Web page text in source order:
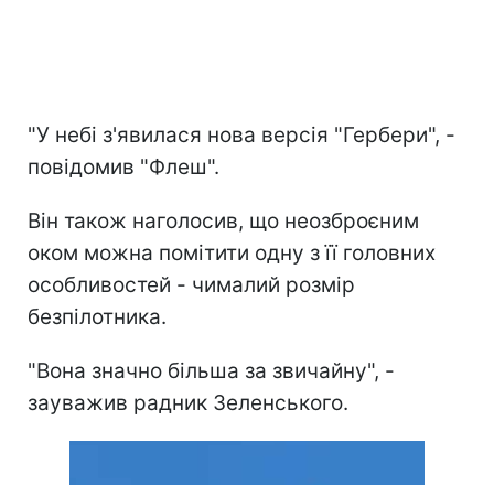
"У небі з'явилася нова версія "Гербери", -
повідомив "Флеш".
Він також наголосив, що неозброєним
оком можна помітити одну з її головних
особливостей - чималий розмір
безпілотника.
"Вона значно більша за звичайну", -
зауважив радник Зеленського.